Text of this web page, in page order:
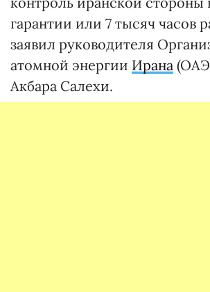
гарантии или 7 тысяч часов
заявил руководителя
атомной энергии Ирана
Акбара Салехи.